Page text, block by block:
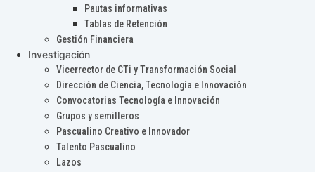
Pautas informativas
Tablas de Retención
Gestión Financiera
Investigación
Vicerrector de CTi y Transformación Social
Dirección de Ciencia, Tecnología e Innovación
Convocatorias Tecnología e Innovación
Grupos y semilleros
Pascualino Creativo e Innovador
Talento Pascualino
Lazos